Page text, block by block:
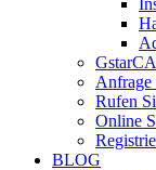
Anfrage
Rufen
Online
BLOG